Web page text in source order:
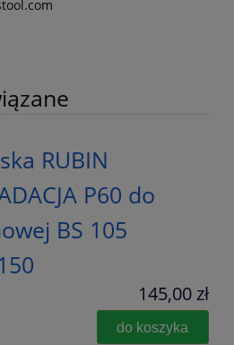
RUBIN
P60 do
BS 105
145,00 zł
do koszyka